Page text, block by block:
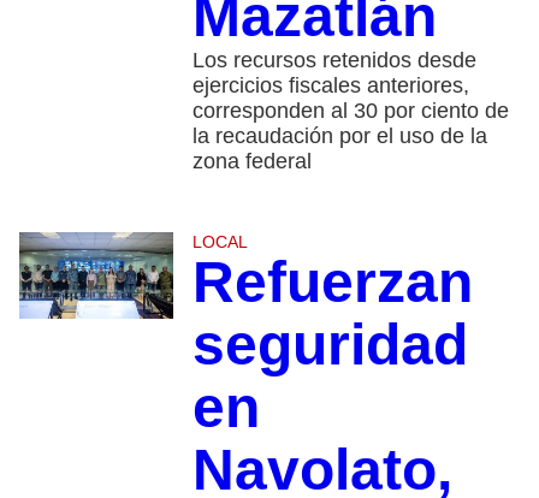
Mazatlán
​Los recursos retenidos desde
ejercicios fiscales anteriores,
corresponden al 30 por ciento de
la recaudación por el uso de la
zona federal
LOCAL
Refuerzan
seguridad
en
Navolato,